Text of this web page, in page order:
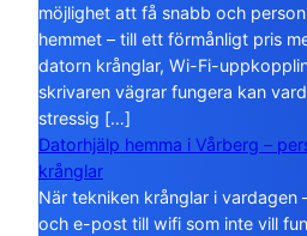
möjlighet att få snabb och
hemmet – till ett förmånligt pris
datorn krånglar, Wi-Fi-
skrivaren vägrar fungera kan
stressig […]
Datorhjälp hemma i Vårberg –
krånglar
När tekniken krånglar i vardagen
och e-post till wifi som inte vill